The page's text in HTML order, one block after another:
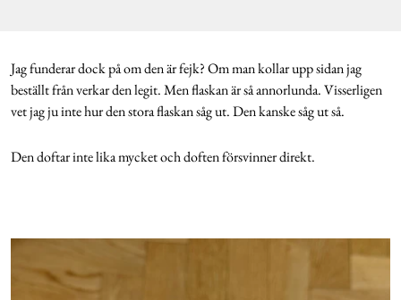
Jag funderar dock på om den är fejk? Om man kollar upp sidan jag
beställt från verkar den legit. Men flaskan är så annorlunda. Visserligen
vet jag ju inte hur den stora flaskan såg ut. Den kanske såg ut så.
Den doftar inte lika mycket och doften försvinner direkt.